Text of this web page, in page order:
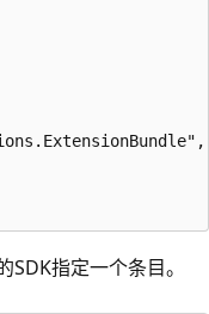
SDK指定一个条目。